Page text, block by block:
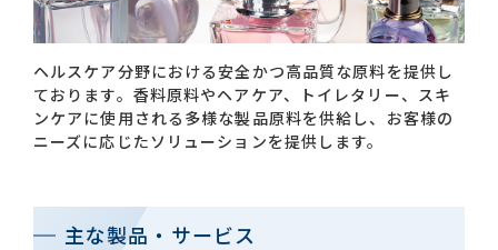
採用情報
グローバルネットワーク
お問い合わせ一覧
ヘルスケア分野における安全かつ高品質な原料を提供し
ております。香料原料やヘアケア、トイレタリー、スキ
ンケアに使用される多様な製品原料を供給し、お客様の
ニーズに応じたソリューションを提供します。
主な製品・サービス